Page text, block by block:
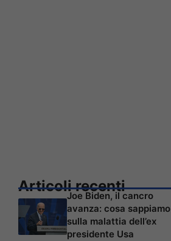
Articoli recenti
Joe Biden, il cancro
avanza: cosa sappiamo
sulla malattia dell’ex
presidente Usa